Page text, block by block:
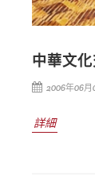
中華文
2006年06月
詳細